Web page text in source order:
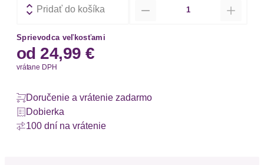
Pridať do košíka
Sprievodca veľkosťami
od 24,99 €
vrátane DPH
Doručenie a vrátenie zadarmo
Dobierka
100 dní na vrátenie